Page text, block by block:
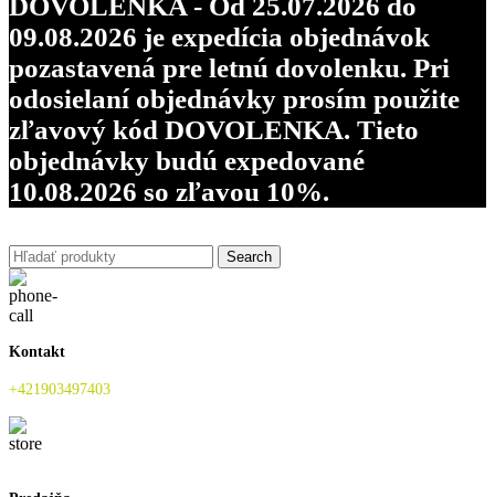
DOVOLENKA - Od 25.07.2026 do
09.08.2026 je expedícia objednávok
pozastavená pre letnú dovolenku. Pri
odosielaní objednávky prosím použite
zľavový kód DOVOLENKA. Tieto
objednávky budú expedované
10.08.2026 so zľavou 10%.
Search
Kontakt
+421903497403